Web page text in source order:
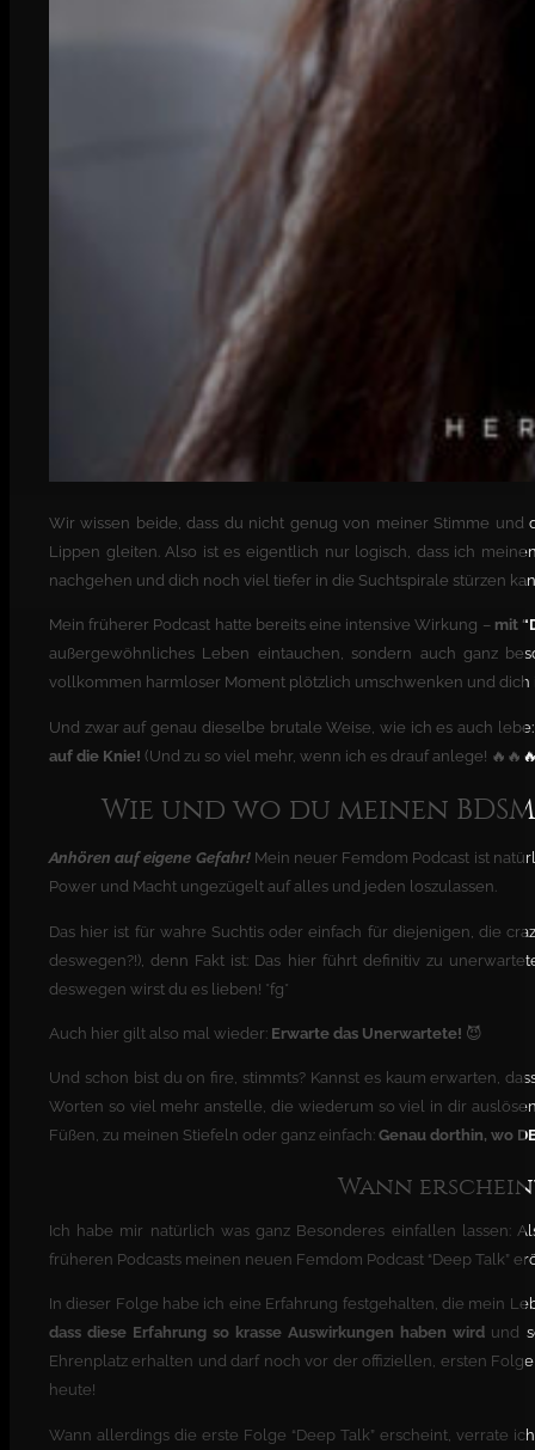
Wir wissen beide, dass du nicht genug von meiner Stimme
Lippen gleiten. Also ist es eigentlich nur logisch, dass ich
nachgehen und dich noch viel tiefer in die Suchtspirale stürzen
Mein früherer Podcast hatte bereits eine intensive Wirkung – mit
außergewöhnliches Leben eintauchen, sondern auch ganz
vollkommen harmloser Moment plötzlich umschwenken und
Und zwar auf genau dieselbe brutale Weise, wie ich es auch
auf die Knie! (Und zu so viel mehr, wenn ich es drauf anlege!
Wie und wo du meinen
Anhören auf eigene Gefahr!Mein neuer Femdom Podcast ist
Power und Macht ungezügelt auf alles und jeden loszulassen.
Das hier ist für wahre Suchtis oder einfach für diejenigen, die
deswegen?!), denn Fakt ist: Das hier führt definitiv zu
deswegen wirst du es lieben! *fg*
Auch hier gilt also mal wieder: Erwarte das Unerwartete! 😈
Und schon bist du on fire, stimmts? Kannst es kaum erwarten,
Worten so viel mehr anstelle, die wiederum so viel in dir
Füßen, zu meinen Stiefeln oder ganz einfach:Genau dorthin, wo
Wann
Ich habe mir natürlich was ganz Besonderes einfallen lassen:
früheren Podcasts meinen neuen Femdom Podcast “Deep Talk”
In dieser Folge habe ich eine Erfahrung festgehalten, die mein
dass diese Erfahrung so krasse Auswirkungen haben wird und
Ehrenplatz erhalten und darf noch vor der offiziellen, ersten
heute!
Wann allerdings die erste Folge “Deep Talk” erscheint, verrate